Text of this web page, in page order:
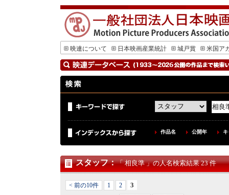
映連について 日本映画産業統計 城戸賞 米国ア
作品名 公開年
スタッフ：「 相良準 」の人名検索結果 23 件
< 前の10件 1 2 3